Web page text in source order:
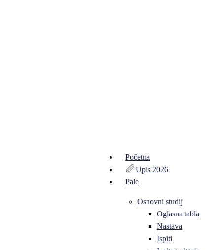
Početna
Upis 2026
Pale
Osnovni studij
Oglasna tabla
Nastava
Ispiti